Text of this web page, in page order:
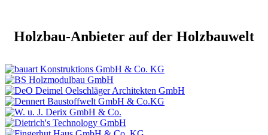
Holzbau-Anbieter auf der Holzbauwelt